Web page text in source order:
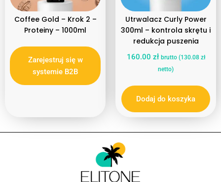
Coffee Gold – Krok 2 –
Proteiny – 1000ml
Zarejestruj się w
systemie B2B
Utrwalacz Curly Power
300ml – kontrola skrętu i
redukcja puszenia
160.00 zł brutto (130.08 zł
netto)
Dodaj do koszyka